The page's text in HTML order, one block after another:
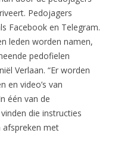
Pedojagers
Facebook en Telegram.
leden worden namen,
pedofielen
Verlaan. “Er worden
en video’s van
één van de
die instructies
afspreken met